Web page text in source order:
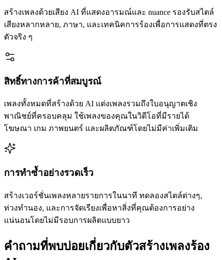
สร้างเพลงด้วยเสียง AI ที่แสดงอารมณ์และ nuance รองรับสไตล์
เสียงหลากหลาย, ภาษา, และเทคนิคการร้องเพื่อการแสดงที่ตรง
ตัวจริง ๆ
สิทธิ์ทางการค้าที่สมบูรณ์
เพลงทั้งหมดที่สร้างด้วย AI แต่งเพลงรวมถึงใบอนุญาตเชิง
พาณิชย์ที่ครอบคลุม ใช้เพลงของคุณในวิดีโอที่มีรายได้
โฆษณา เกม ภาพยนตร์ และผลิตภัณฑ์โดยไม่มีค่าเพิ่มเติม
การทำซ้ำอย่างรวดเร็ว
สร้างเวอร์ชั่นเพลงหลายรายการในนาที ทดลองสไตล์ต่างๆ,
ท่วงทำนอง, และการจัดเรียงเพื่อหาสิ่งที่คุณต้องการอย่าง
แน่นอนโดยไม่มีรอบการผลิตแบบยาว
คำถามที่พบบ่อยเกี่ยวกับตัวสร้างเพลงร้อง